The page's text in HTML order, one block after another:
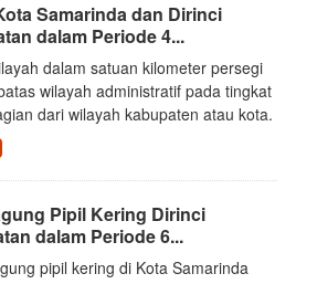
Samarinda dan Dirinci
dalam Periode 4...
dalam satuan kilometer persegi
wilayah administratif pada tingkat
dari wilayah kabupaten atau kota.
Pipil Kering Dirinci
dalam Periode 6...
pipil kering di Kota Samarinda